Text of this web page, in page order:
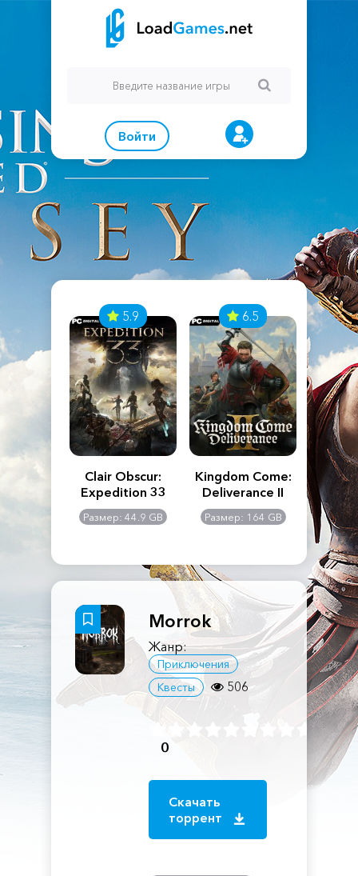
Войти
Creed
5.9
Clair Obscur:
Expedition 33
Размер: 44.9 GB
6.5
Kingdom Come:
Deliverance II
Размер: 164 GB
The
Morrok
Жанр:
Приключения
Квесты
506
0
Скачать
торрент